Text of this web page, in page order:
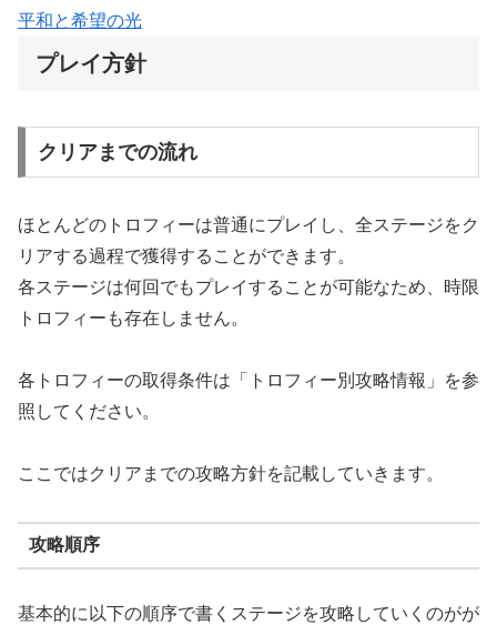
平和と希望の光
プレイ方針
クリアまでの流れ
ほとんどのトロフィーは普通にプレイし、全ステージをク
リアする過程で獲得することができます。
各ステージは何回でもプレイすることが可能なため、時限
トロフィーも存在しません。
各トロフィーの取得条件は「トロフィー別攻略情報」を参
照してください。
ここではクリアまでの攻略方針を記載していきます。
攻略順序
基本的に以下の順序で書くステージを攻略していくのがが